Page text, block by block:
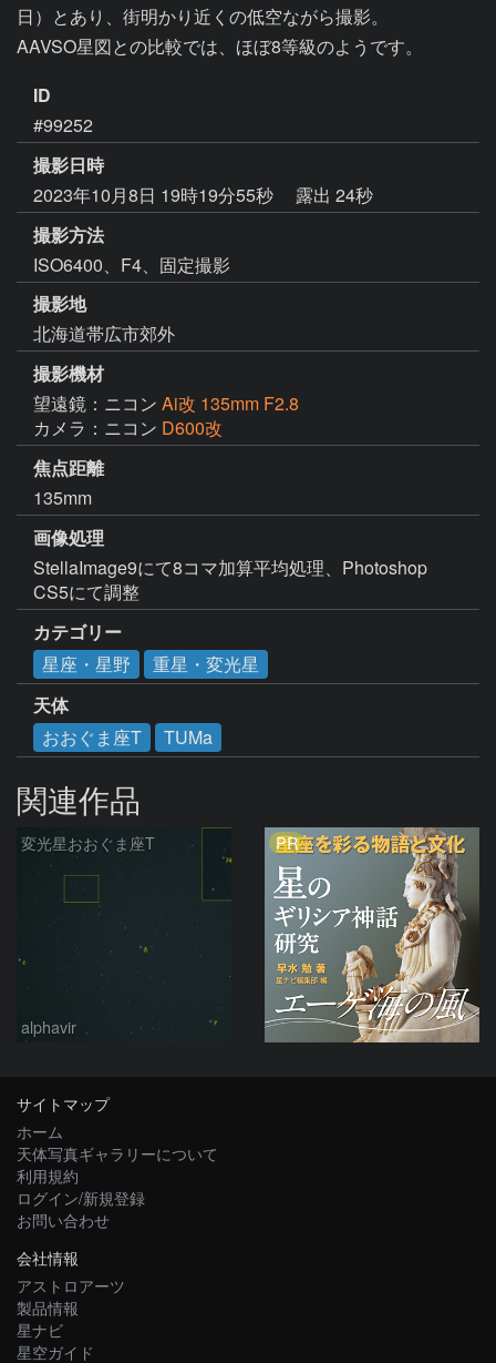
日）とあり、街明かり近くの低空ながら撮影。
AAVSO星図との比較では、ほぼ8等級のようです。
ID
#99252
撮影日時
2023年10月8日 19時19分55秒
露出 24秒
撮影方法
ISO6400、F4、固定撮影
撮影地
北海道帯広市郊外
撮影機材
望遠鏡：ニコン Ai改 135mm F2.8
カメラ：ニコン D600改
焦点距離
135mm
画像処理
StellaImage9にて8コマ加算平均処理、Photoshop
CS5にて調整
カテゴリー
星座・星野
重星・変光星
天体
おおぐま座T
TUMa
関連作品
変光星おおぐま座T
alphavir
PR
サイトマップ
ホーム
天体写真ギャラリーについて
利用規約
ログイン/新規登録
お問い合わせ
会社情報
アストロアーツ
製品情報
星ナビ
星空ガイド